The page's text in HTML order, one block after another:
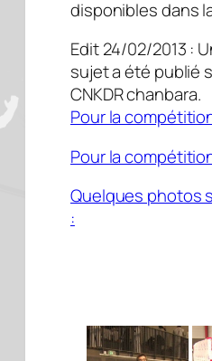
disponibles dans
Edit 24/02/2013 :
sujet a été publié
CNKDR chanbara.
Pour la
Pour la
Quelques photos
: